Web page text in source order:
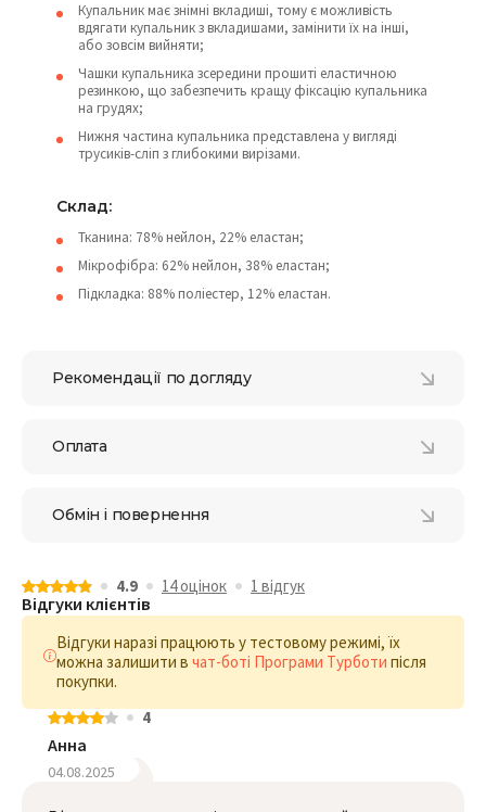
Купальник має знімні вкладиші, тому є можливість
вдягати купальник з вкладишами, замінити їх на інші,
або зовсім вийняти;
Чашки купальника зсередини прошиті еластичною
резинкою, що забезпечить кращу фіксацію купальника
на грудях;
Нижня частина купальника представлена у вигляді
трусиків-сліп з глибокими вирізами.
Склад:
Тканина: 78% нейлон, 22% еластан;
Мікрофібра: 62% нейлон, 38% еластан;
Підкладка: 88% поліестер, 12% еластан.
Рекомендації по догляду
Оплата
Обмін і повернення
4.9 14 оцiнок 1 відгук
Відгуки клієнтів
Відгуки наразі працюють у тестовому режимі, їх
можна залишити в чат-боті Програми Турботи після
покупки.
4
Анна
04.08.2025